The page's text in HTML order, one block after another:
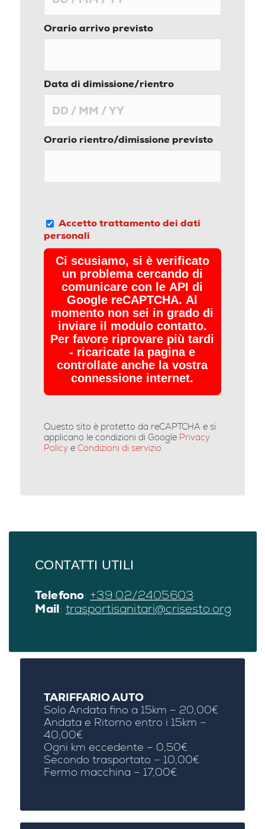
Orario arrivo previsto
Data di dimissione/rientro
Orario rientro/dimissione previsto
Accetto trattamento dei dati
personali
Ci scusiamo, si è verificato
un problema cercando di
comunicare con le API di
Google reCAPTCHA. Al
momento non sei in grado di
inviare il modulo contatto.
Per favore riprovare più tardi
- ricaricate la pagina e
controllate anche la vostra
connessione internet.
Questo sito è protetto da reCAPTCHA e si
applicano le condizioni di Google Privacy
Policy e Condizioni di servizio.
CONTATTI UTILI
Telefono: +39 02/2405603
Mail: trasportisanitari@crisesto.org
TARIFFARIO AUTO
Solo Andata fino a 15km – 20,00€
Andata e Ritorno entro i 15km –
40,00€
Ogni km eccedente – 0,50€
Secondo trasportato – 10,00€
Fermo macchina – 17,00€